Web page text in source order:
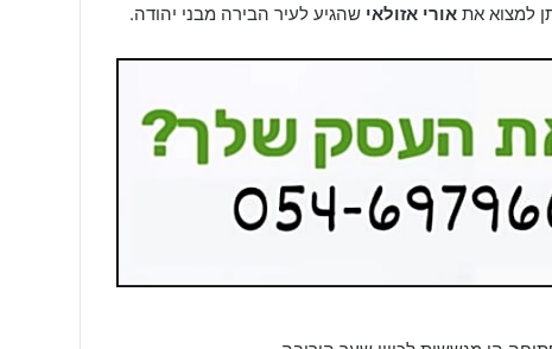
למצוא את אורי אזולאי שהגיע לעיר הבירה מבני יהודה.